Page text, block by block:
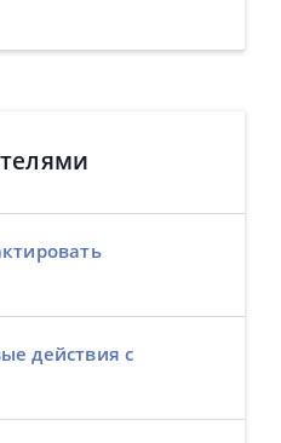
действия с